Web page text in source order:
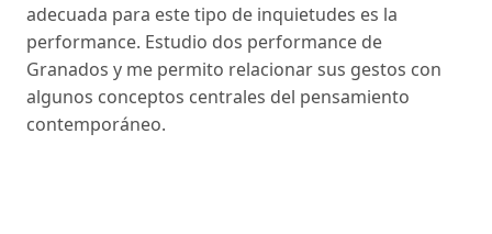
adecuada para este tipo de inquietudes es la
performance. Estudio dos performance de
Granados y me permito relacionar sus gestos con
algunos conceptos centrales del pensamiento
contemporáneo.